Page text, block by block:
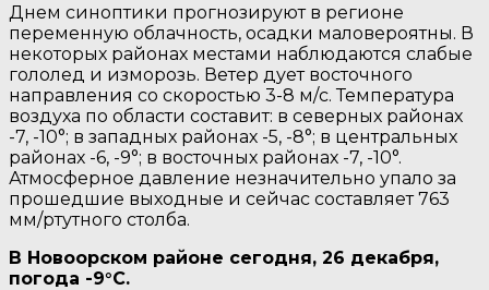
Днем синоптики прогнозируют в регионе
переменную облачность, осадки маловероятны. В
некоторых районах местами наблюдаются слабые
гололед и изморозь. Ветер дует восточного
направления со скоростью 3-8 м/с. Температура
воздуха по области составит: в северных районах
-7, -10°; в западных районах -5, -8°; в центральных
районах -6, -9°; в восточных районах -7, -10°.
Атмосферное давление незначительно упало за
прошедшие выходные и сейчас составляет 763
мм/ртутного столба.
В Новоорском районе сегодня, 26 декабря,
погода -9°C.